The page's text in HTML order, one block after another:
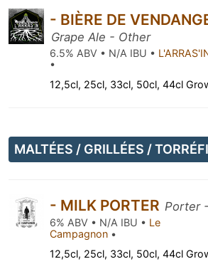
- BIÈRE DE
Grape Ale - Other
6.5% ABV • N/A IBU •
•
12,5cl, 25cl, 33cl, 50cl, 44cl
MALTÉES / GRILLÉES /
- MILK PORTER Porter
6% ABV • N/A IBU • Le
Campagnon •
12,5cl, 25cl, 33cl, 50cl, 44cl